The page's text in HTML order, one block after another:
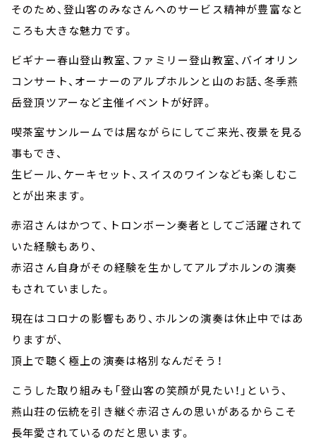
そのため、登山客のみなさんへのサービス精神が豊富なと
ころも大きな魅力です。
ビギナー春山登山教室、ファミリー登山教室、バイオリン
コンサート、オーナーのアルプホルンと山のお話、冬季燕
岳登頂ツアーなど主催イベントが好評。
喫茶室サンルームでは居ながらにしてご来光、夜景を見る
事もでき、
生ビール、ケーキセット、スイスのワインなども楽しむこ
とが出来ます。
赤沼さんはかつて、トロンボーン奏者としてご活躍されて
いた経験もあり、
赤沼さん自身がその経験を生かしてアルプホルンの演奏
もされていました。
現在はコロナの影響もあり、ホルンの演奏は休止中ではあ
りますが、
頂上で聴く極上の演奏は格別なんだそう！
こうした取り組みも「登山客の笑顔が見たい！」という、
燕山荘の伝統を引き継ぐ赤沼さんの思いがあるからこそ
長年愛されているのだと思います。